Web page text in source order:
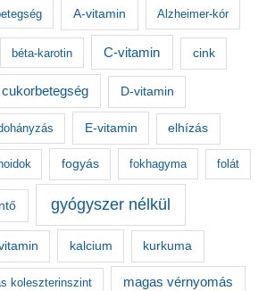
A-vitamin Alzheimer-kór
béta-karotin C-vitamin cink
cukorbetegség D-vitamin
E-vitamin elhízás
fogyás fokhagyma folát
gyógyszer nélkül
kalcium kurkuma
koleszterinszint magas vérnyomás